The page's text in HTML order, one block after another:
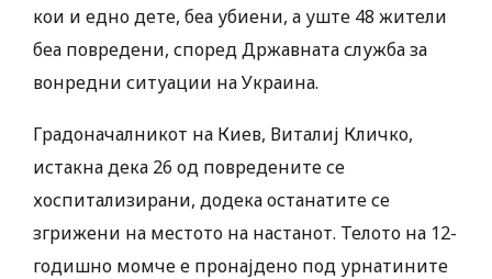
кои и едно дете, беа убиени, а уште 48 жители
беа повредени, според Државната служба за
вонредни ситуации на Украина.
Градоначалникот на Киев, Виталиј Кличко,
истакна дека 26 од повредените се
хоспитализирани, додека останатите се
згрижени на местото на настанот. Телото на 12-
годишно момче е пронајдено под урнатините